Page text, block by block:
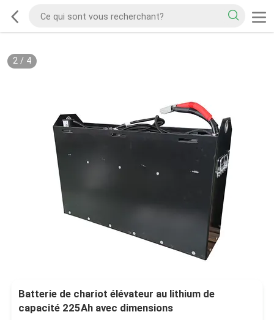
2/ 4
Batterie de chariot élévateur au lithium de
capacité 225Ah avec dimensions